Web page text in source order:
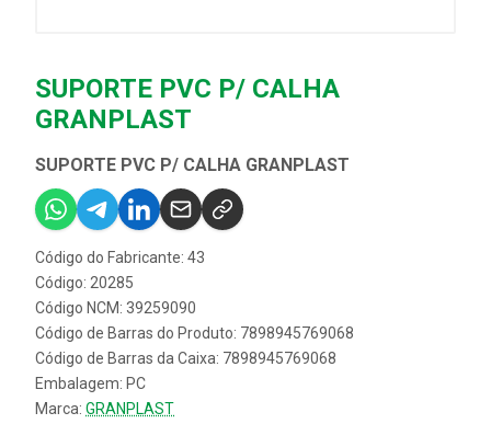
SUPORTE PVC P/ CALHA
GRANPLAST
SUPORTE PVC P/ CALHA GRANPLAST
Código do Fabricante: 43
Código: 20285
Código NCM: 39259090
Código de Barras do Produto: 7898945769068
Código de Barras da Caixa: 7898945769068
Embalagem: PC
Marca: GRANPLAST